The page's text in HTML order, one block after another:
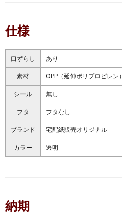
仕様
口ずらし あり
素材 OPP（延伸ポリプロピレン）
シール 無し
フタ フタなし
ブランド 宅配紙販売オリジナル
カラー 透明
納期